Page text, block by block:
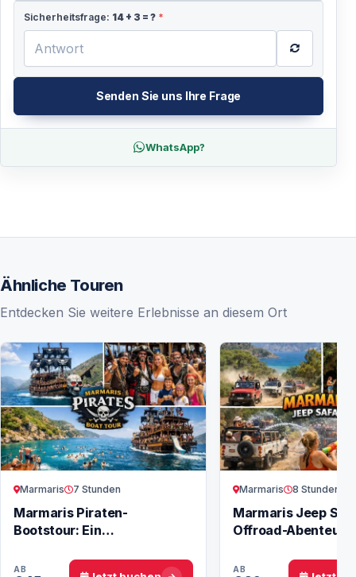
Sicherheitsfrage: 14 + 3 = ? *
Senden Sie uns Ihre Frage
WhatsApp?
Ähnliche Touren
Entdecken Sie weitere Erlebnisse an diesem Ort
Marmaris 7 Stunden
Marmaris Piraten-
Bootstour: Ein
AB
Marmaris 8 Stunden
Marmaris Jeep
Offroad-Abenteuer
AB